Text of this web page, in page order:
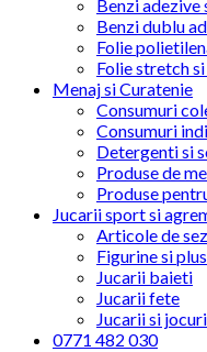
Benzi adezive
Benzi dublu
Folie
Folie stretch
Menaj si Curatenie
Consumuri
Consumuri
Detergenti si
Produse de
Produse
Jucarii sport si
Articole de
Figurine si
Jucarii baieti
Jucarii fete
Jucarii si
0771 482 030